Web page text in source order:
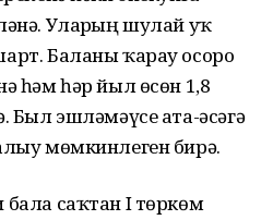
Уларҙың шулай уҡ
Баланы ҡарау осоро
һәм һәр йыл өсөн 1,8
Был эшләмәүсе ата-әсәгә
мөмкинлеген бирә.
саҡтан I төркөм